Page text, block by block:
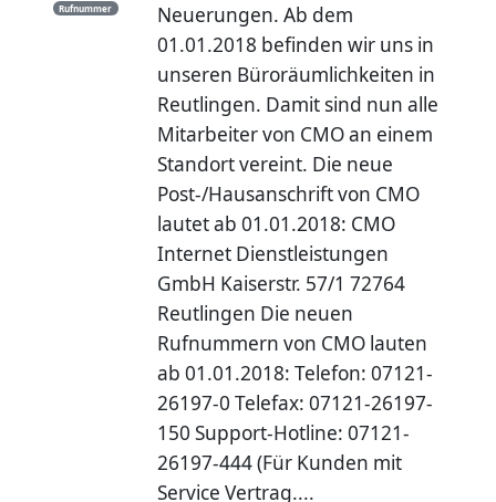
Rufnummer
Neuerungen. Ab dem
01.01.2018 befinden wir uns in
unseren Büroräumlichkeiten in
Reutlingen. Damit sind nun alle
Mitarbeiter von CMO an einem
Standort vereint. Die neue
Post-/Hausanschrift von CMO
lautet ab 01.01.2018: CMO
Internet Dienstleistungen
GmbH Kaiserstr. 57/1 72764
Reutlingen Die neuen
Rufnummern von CMO lauten
ab 01.01.2018: Telefon: 07121-
26197-0 Telefax: 07121-26197-
150 Support-Hotline: 07121-
26197-444 (Für Kunden mit
Service Vertrag....